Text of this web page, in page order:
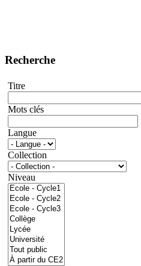
Recherche
Titre
Mots clés
Langue
Collection
Niveau